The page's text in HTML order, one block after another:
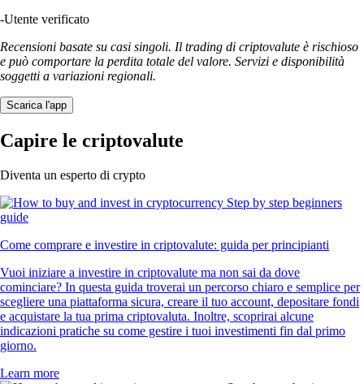
-Utente verificato
Recensioni basate su casi singoli. Il trading di criptovalute è rischioso
e può comportare la perdita totale del valore. Servizi e disponibilità
soggetti a variazioni regionali.
Scarica l'app
Capire le criptovalute
Diventa un esperto di crypto
Come comprare e investire in criptovalute: guida per principianti
Vuoi iniziare a investire in criptovalute ma non sai da dove
cominciare? In questa guida troverai un percorso chiaro e semplice per
scegliere una piattaforma sicura, creare il tuo account, depositare fondi
e acquistare la tua prima criptovaluta. Inoltre, scoprirai alcune
indicazioni pratiche su come gestire i tuoi investimenti fin dal primo
giorno.
Learn more